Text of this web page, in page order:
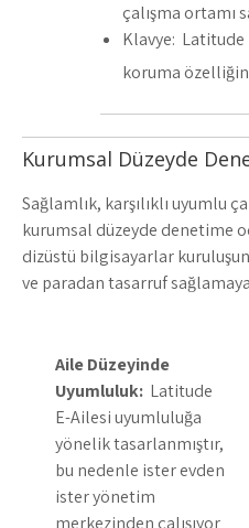
çalışma ortamı
Klavye: Latitude
koruma
Kurumsal Düzeyde
Sağlamlık, karşılıklı uyumlu
kurumsal düzeyde denetime
dizüstü bilgisayarlar
ve paradan tasarruf
Aile Düzeyinde
Uyumluluk: Latitude
E-Ailesi uyumluluğa
yönelik tasarlanmıştır,
bu nedenle ister evden
ister yönetim